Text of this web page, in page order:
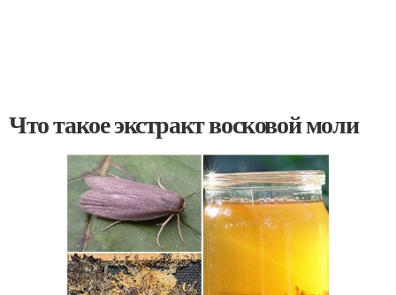
Что такое экстракт восковой моли